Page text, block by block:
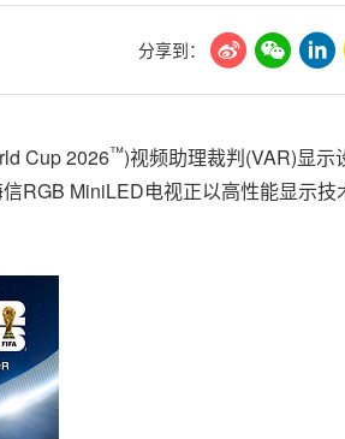
分享到：
Cup 2026™)视频助理裁判(VAR)显示
RGB MiniLED电视正以高性能显示技